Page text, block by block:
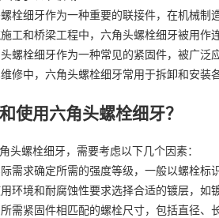
栓细牙作为一种重要的联接件，在机械制
工和桥梁工程中，六角头螺栓细牙被用作
螺栓细牙作为一种常见的紧固件，被广泛
修中，六角头螺栓细牙常用于拆卸和安装
使用六角头螺栓细牙？
头螺栓细牙，需要考虑以下几个因素：
需求确定所需的强度等级，一般以螺栓标
环境和耐腐蚀性要求选择合适的镀层，如
需紧固件相匹配的螺栓尺寸，包括直径、